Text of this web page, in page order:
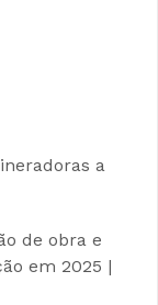
a
de obra e
em 2025 |